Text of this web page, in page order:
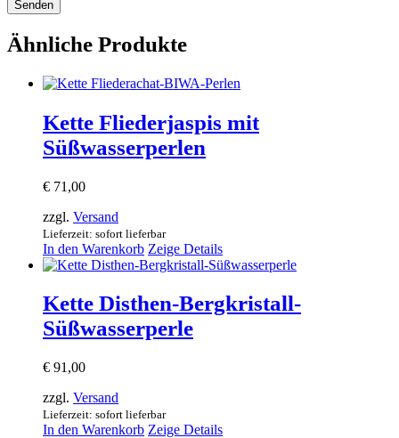
Ähnliche Produkte
Kette Fliederjaspis mit
Süßwasserperlen
€ 71,00
zzgl. Versand
Lieferzeit: sofort lieferbar
In den Warenkorb Zeige Details
Kette Disthen-Bergkristall-
Süßwasserperle
€ 91,00
zzgl. Versand
Lieferzeit: sofort lieferbar
In den Warenkorb Zeige Details